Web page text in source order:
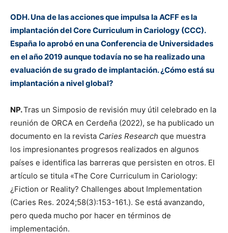
ODH. Una de las acciones que impulsa la ACFF es la
implantación del Core Curriculum in Cariology (CCC).
España lo aprobó en una Conferencia de Universidades
en el año 2019 aunque todavía no se ha realizado una
evaluación de su grado de implantación. ¿Cómo está su
implantación a nivel global?
NP.Tras un Simposio de revisión muy útil celebrado en la
reunión de ORCA en Cerdeña (2022), se ha publicado un
documento en la revista Caries Research que muestra
los impresionantes progresos realizados en algunos
países e identifica las barreras que persisten en otros. El
artículo se titula «The Core Curriculum in Cariology:
¿Fiction or Reality? Challenges about Implementation
(Caries Res. 2024;58(3):153-161.). Se está avanzando,
pero queda mucho por hacer en términos de
implementación.